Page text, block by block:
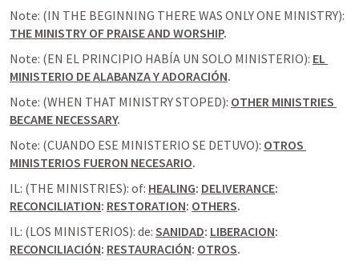
THE MINISTRY OF PRAISE AND WORSHIP.
Note: (EN EL PRINCIPIO HABÍA UN SOLO MINISTERIO): EL
MINISTERIO DE ALABANZA Y ADORACIÓN.
Note: (WHEN THAT MINISTRY STOPED): OTHER MINISTRIES
BECAME NECESSARY.
Note: (CUANDO ESE MINISTERIO SE DETUVO): OTROS
MINISTERIOS FUERON NECESARIO.
IL: (THE MINISTRIES): of: HEALING: DELIVERANCE
RECONCILIATION: RESTORATION: OTHERS.
IL: (LOS MINISTERIOS): de: SANIDAD: LIBERACION
RECONCILIACIÓN: RESTAURACIÓN: OTROS.